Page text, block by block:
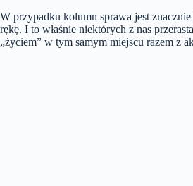
W przypadku kolumn sprawa jest
rękę. I to właśnie niektórych z nas
„życiem” w tym samym miejscu razem z